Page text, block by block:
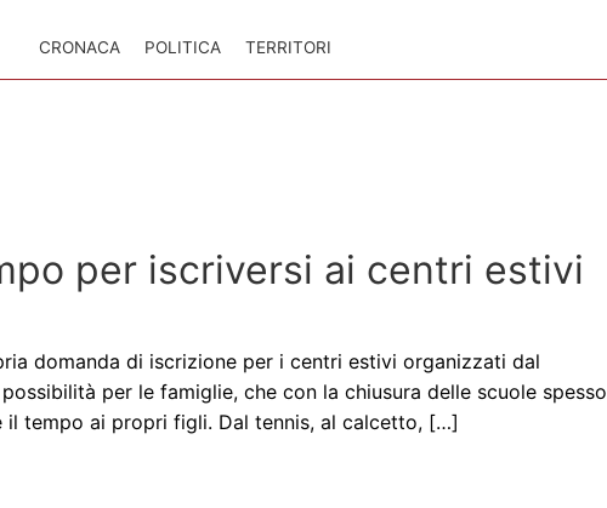
CRONACA POLITICA TERRITORI
per iscriversi ai centri estivi
domanda di iscrizione per i centri estivi organizzati dal
per le famiglie, che con la chiusura delle scuole spesso
tempo ai propri figli. Dal tennis, al calcetto, […]